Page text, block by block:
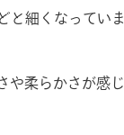
と細くなっていま
や柔らかさが感じ